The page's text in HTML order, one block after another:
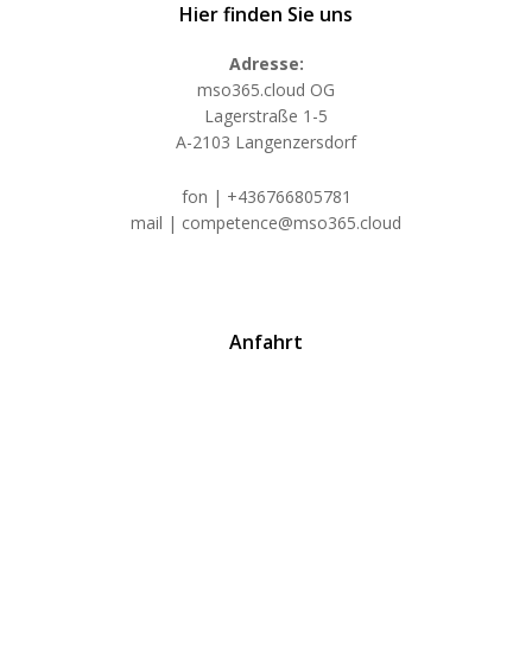
Hier finden Sie uns
Adresse:
mso365.cloud OG
Lagerstraße 1-5
A-2103 Langenzersdorf
fon | +436766805781
mail | competence@mso365.cloud
Anfahrt